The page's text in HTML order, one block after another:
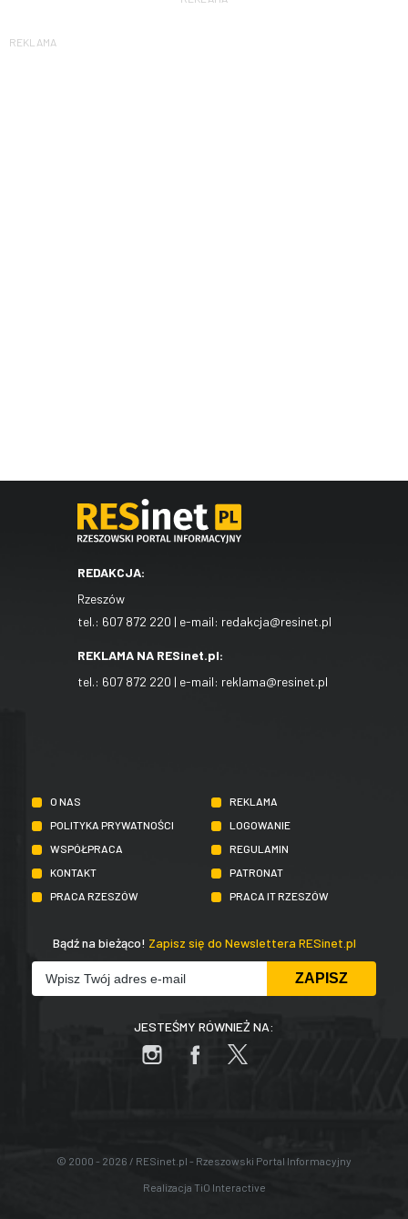
REKLAMA
REDAKCJA:
Rzeszów
tel.: 607 872 220 | e-mail: redakcja@resinet.pl
REKLAMA NA RESinet.pl:
tel.: 607 872 220 | e-mail: reklama@resinet.pl
O NAS
REKLAMA
POLITYKA PRYWATNOŚCI
LOGOWANIE
WSPÓŁPRACA
REGULAMIN
KONTAKT
PATRONAT
PRACA RZESZÓW
PRACA IT RZESZÓW
Bądź na bieżąco! Zapisz się do Newslettera RESinet.pl
JESTEŚMY RÓWNIEŻ NA:
© 2000 - 2026 / RESinet.pl - Rzeszowski Portal Informacyjny
Realizacja TiO Interactive